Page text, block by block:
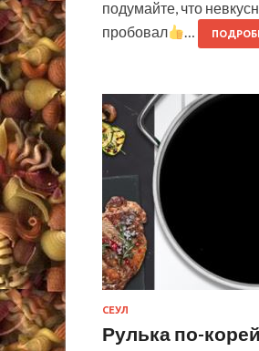
подумайте, что
пробовал
…
СЕУЛ
Рулька по-